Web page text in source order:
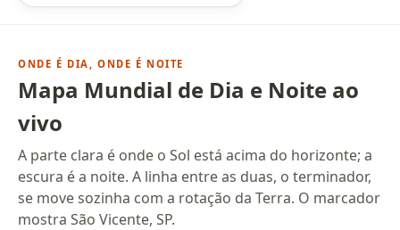
ONDE É DIA, ONDE É NOITE
Mapa Mundial de Dia e Noite ao
vivo
A parte clara é onde o Sol está acima do horizonte; a
escura é a noite. A linha entre as duas, o terminador,
se move sozinha com a rotação da Terra. O marcador
mostra São Vicente, SP.